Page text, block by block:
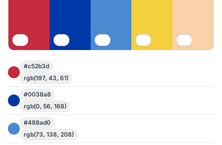
#c52b3d
rgb(197, 43, 61)
#0038a8
rgb(0, 56, 168)
#498ad0
rgb(73, 138, 208)